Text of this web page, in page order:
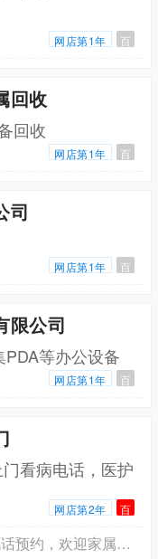
网店第1年 百
回收
回收
网店第1年 百
司
网店第1年 百
限公司
等办公设备
网店第1年 百
看病电话，医护
网店第2年 百
北京海淀区全科医生护士上门服务电话预约，欢迎家属来电咨询预约